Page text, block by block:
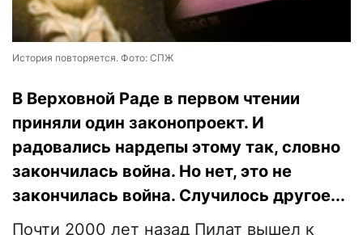
История повторяется. Фото: СПЖ
В Верховной Раде в первом чтении
приняли один законопроект. И
радовались нардепы этому так, словно
закончилась война. Но нет, это не
закончилась война. Случилось другое...
Почти 2000 лет назад Пилат вышел к